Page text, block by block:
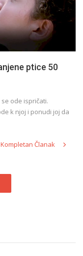
ptice 50
ode ispričati.
k njoj i ponudi joj da
Kompletan Članak